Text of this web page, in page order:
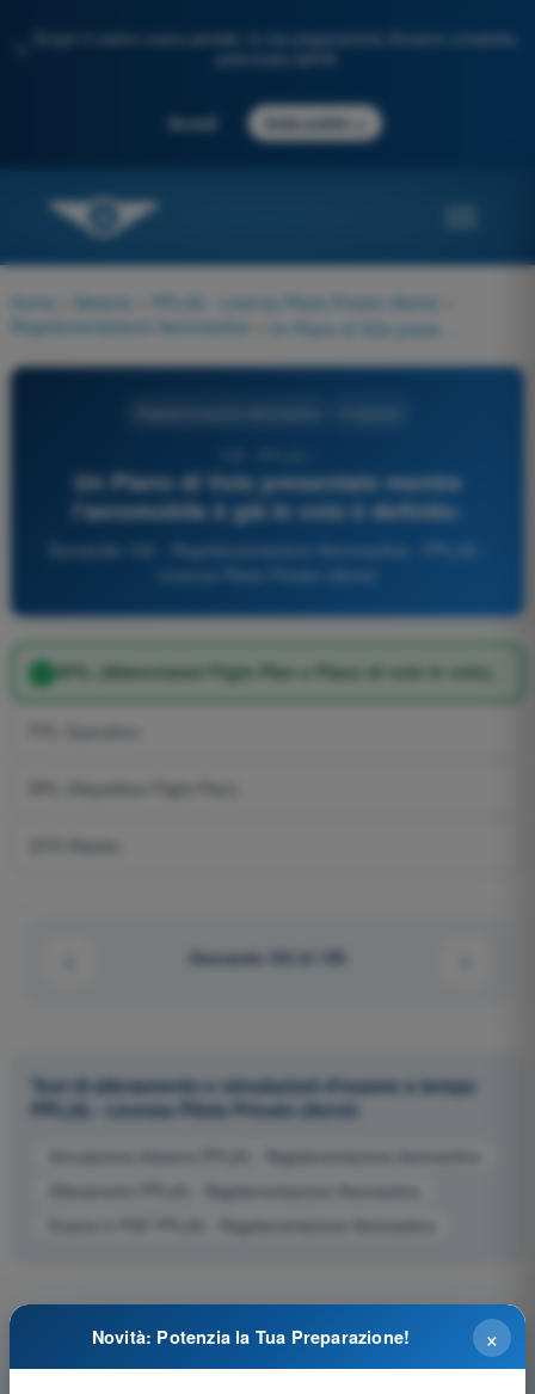
Scopri il nostro nuovo portale: la tua preparazione d'esame completa,
Accedi Inizia subito
Home Materie PPL(A) - Licenza Pilota Privato (Aerei)
Regolamentazione Aeronautica
Un Piano di Volo presentato mentre
l'aeromobile è già in volo è definito:
Domanda 102 - Regolamentazione Aeronautica - PPL(A) -
AFIL (Abbreviated Flight Plan o Piano di volo in volo).
Domanda 102 di 195
Test di allenamento e simulazioni d'esame a tempo
PPL(A) - Licenza Pilota Privato (Aerei)
Simulazione d'esame PPL(A) - Regolamentazione Aeronautica
Allenamento PPL(A) - Regolamentazione Aeronautica
Esame in PDF PPL(A) - Regolamentazione Aeronautica
×
Novità: Potenzia la Tua Preparazione!